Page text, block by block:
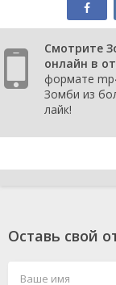
Смотрите
онлайн в
формате
Зомби из
лайк!
Оставь свой